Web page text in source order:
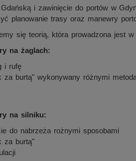
i zawinięcie do portów w
planowanie trasy oraz manewry
się teorią, która prowadzona jest
na żaglach:
i rufę
za burtą" wykonywany różnymi
na silniku:
do nabrzeża rożnymi sposobami
za burtą"